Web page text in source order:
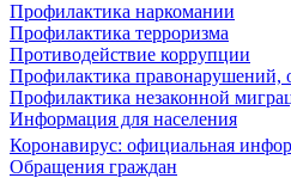
Профилактика наркомании
Профилактика терроризма
Противодействие коррупции
Профилактика правонарушений,
Профилактика незаконной
Информация для населения
Коронавирус: официальная
Обращения граждан